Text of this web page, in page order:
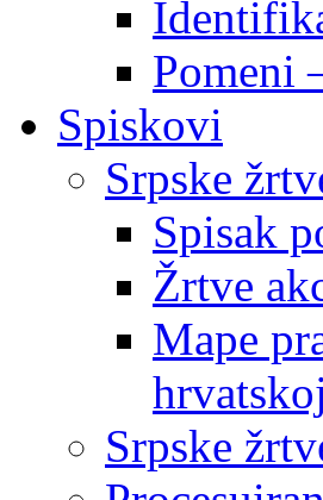
Pomeni
Spiskovi
Srpske
Spisak
Žrtve
Mape
Srpske